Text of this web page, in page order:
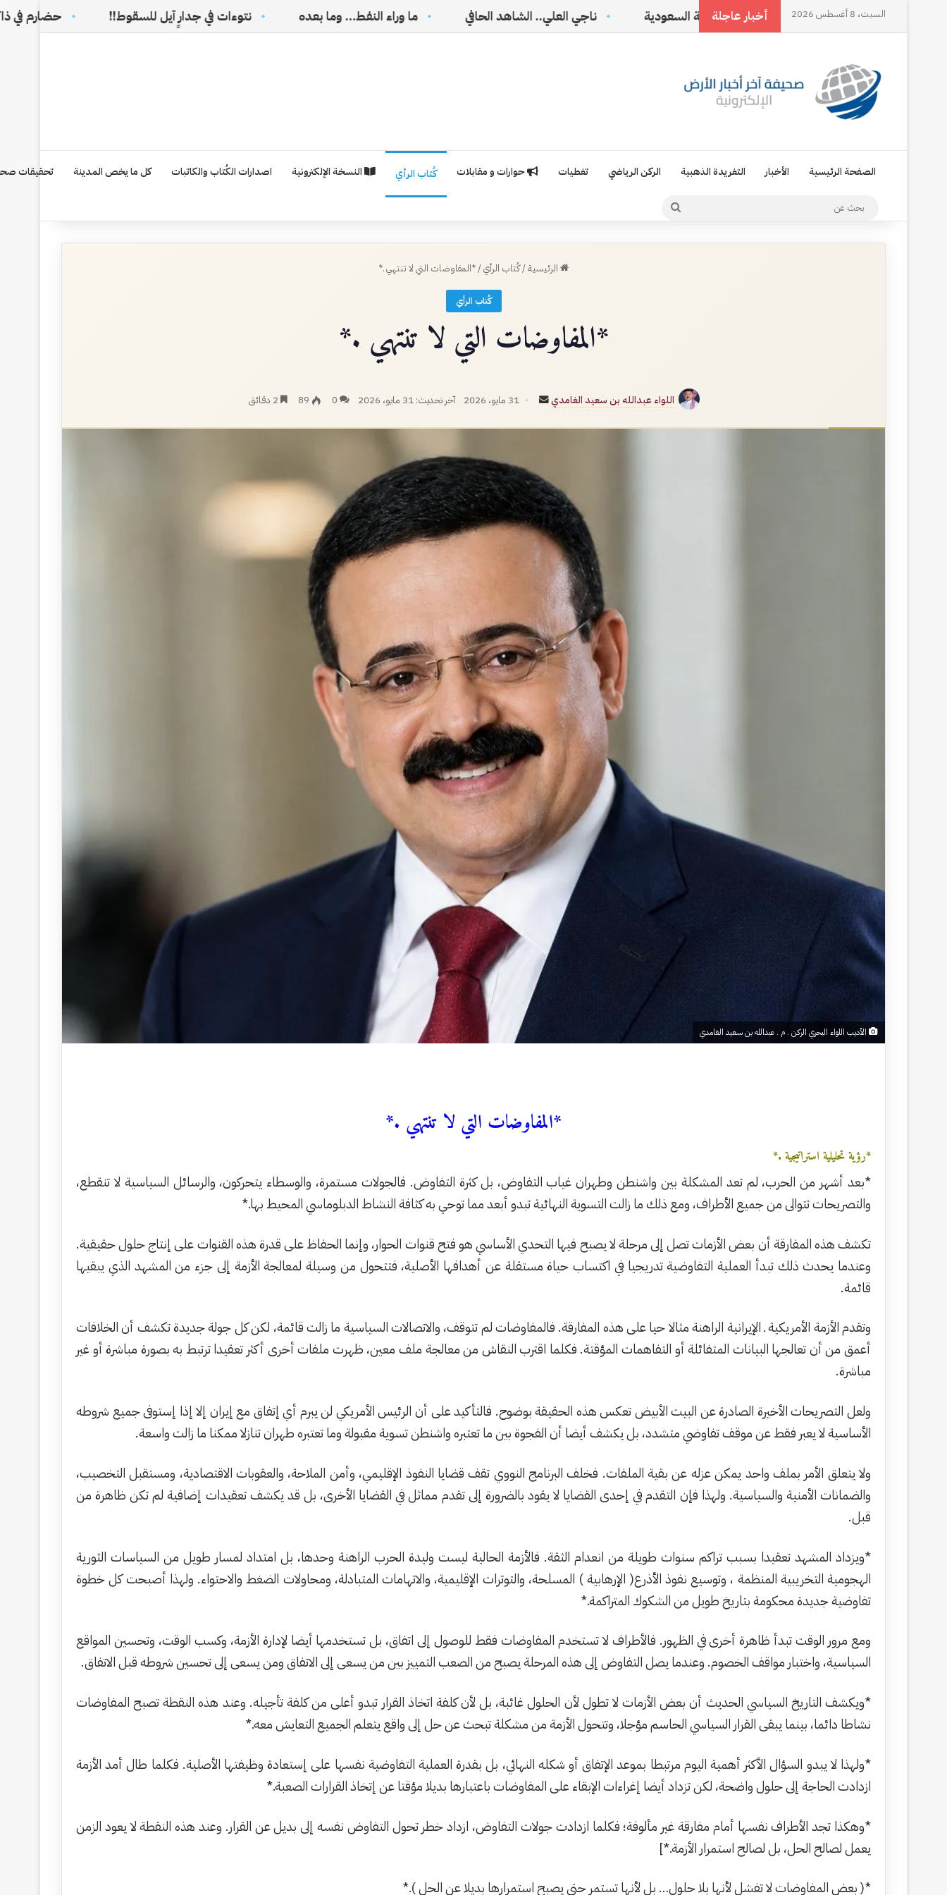
السبت، 8 أغسطس 2026 أخبار عاجلة
اتفاقية مكة، تجسيد للإرادة السياسية السعودية ناجي العلي.. الشاهد الحافي ما وراء النفط… وما بعده نتوءات في جدارٍ آيل للسقوط!! حضارم في ذاكرة الوطن
الصفحة الرئيسية الأخبار التغريدة الذهبية الركن الرياضي تغطيات حوارات و مقابلات كُتاب الرأي النسخة الإلكترونية اصدارات الكُتاب والكاتبات كل ما يخص المدينة تحقيقات
بحث
الرئيسية/كُتاب الرأي/*المفاوضات التي لا تنتهي .*
كُتاب الرأي
*المفاوضات التي لا تنتهي .*
اللواء عبدالله بن سعيد الغامدي
أرسل
إلكترونيا
31 مايو، 2026 آخر تحديث: 31 مايو، 2026 0
89
الأديب اللواء البحري الركن . م . عبدالله بن سعيد الغامدي
*المفاوضات التي لا تنتهي .*
*رؤية تحليلية استراتيجية .*
*بعد أشهر من الحرب، لم تعد المشكلة بين واشنطن وطهران غياب التفاوض، بل كثرة التفاوض. فالجولات مستمرة، والوسطاء يتحركون، والرسائل السياسية لا تنقطع،
والتصريحات تتوالى من جميع الأطراف، ومع ذلك ما زالت التسوية النهائية تبدو أبعد مما توحي به كثافة النشاط الدبلوماسي المحيط بها.*
تكشف هذه المفارقة أن بعض الأزمات تصل إلى مرحلة لا يصبح فيها التحدي الأساسي هو فتح قنوات الحوار، وإنما الحفاظ على قدرة هذه القنوات على إنتاج حلول حقيقية.
وعندما يحدث ذلك تبدأ العملية التفاوضية تدريجيا في اكتساب حياة مستقلة عن أهدافها الأصلية، فتتحول من وسيلة لمعالجة الأزمة إلى جزء من المشهد الذي يبقيها
قائمة.
وتقدم الأزمة الأمريكية ـ الإيرانية الراهنة مثالا حيا على هذه المفارقة. فالمفاوضات لم تتوقف، والاتصالات السياسية ما زالت قائمة، لكن كل جولة جديدة تكشف أن الخلافات
أعمق من أن تعالجها البيانات المتفائلة أو التفاهمات المؤقتة. فكلما اقترب النقاش من معالجة ملف معين، ظهرت ملفات أخرى أكثر تعقيدا ترتبط به بصورة مباشرة أو غير
مباشرة.
ولعل التصريحات الأخيرة الصادرة عن البيت الأبيض تعكس هذه الحقيقة بوضوح. فالتأكيد على أن الرئيس الأمريكي لن يبرم أي إتفاق مع إيران إلا إذا إستوفى جميع شروطه
الأساسية لا يعبر فقط عن موقف تفاوضي متشدد، بل يكشف أيضا أن الفجوة بين ما تعتبره واشنطن تسوية مقبولة وما تعتبره طهران تنازلا ممكنا ما زالت واسعة.
ولا يتعلق الأمر بملف واحد يمكن عزله عن بقية الملفات. فخلف البرنامج النووي تقف قضايا النفوذ الإقليمي، وأمن الملاحة، والعقوبات الاقتصادية، ومستقبل التخصيب،
والضمانات الأمنية والسياسية. ولهذا فإن التقدم في إحدى القضايا لا يقود بالضرورة إلى تقدم مماثل في القضايا الأخرى، بل قد يكشف تعقيدات إضافية لم تكن ظاهرة من
قبل.
*ويزداد المشهد تعقيدا بسبب تراكم سنوات طويلة من انعدام الثقة. فالأزمة الحالية ليست وليدة الحرب الراهنة وحدها، بل امتداد لمسار طويل من السياسات الثورية
الهجومية التخريبية المنظمة ، وتوسيع نفوذ الأذرع( الإرهابية ) المسلحة، والتوترات الإقليمية، والاتهامات المتبادلة، ومحاولات الضغط والاحتواء. ولهذا أصبحت كل خطوة
تفاوضية جديدة محكومة بتاريخ طويل من الشكوك المتراكمة.*
ومع مرور الوقت تبدأ ظاهرة أخرى في الظهور. فالأطراف لا تستخدم المفاوضات فقط للوصول إلى اتفاق، بل تستخدمها أيضا لإدارة الأزمة، وكسب الوقت، وتحسين المواقع
السياسية، واختبار مواقف الخصوم. وعندما يصل التفاوض إلى هذه المرحلة يصبح من الصعب التمييز بين من يسعى إلى الاتفاق ومن يسعى إلى تحسين شروطه قبل الاتفاق.
*ويكشف التاريخ السياسي الحديث أن بعض الأزمات لا تطول لأن الحلول غائبة، بل لأن كلفة اتخاذ القرار تبدو أعلى من كلفة تأجيله. وعند هذه النقطة تصبح المفاوضات
نشاطا دائما، بينما يبقى القرار السياسي الحاسم مؤجلا، وتتحول الأزمة من مشكلة تبحث عن حل إلى واقع يتعلم الجميع التعايش معه.*
*ولهذا لا يبدو السؤال الأكثر أهمية اليوم مرتبطا بموعد الإتفاق أو شكله النهائي، بل بقدرة العملية التفاوضية نفسها على إستعادة وظيفتها الأصلية. فكلما طال أمد الأزمة
ازدادت الحاجة إلى حلول واضحة، لكن تزداد أيضا إغراءات الإبقاء على المفاوضات باعتبارها بديلا مؤقتا عن إتخاذ القرارات الصعبة.*
*وهكذا تجد الأطراف نفسها أمام مفارقة غير مألوفة؛ فكلما ازدادت جولات التفاوض، ازداد خطر تحول التفاوض نفسه إلى بديل عن القرار. وعند هذه النقطة لا يعود الزمن
يعمل لصالح الحل، بل لصالح استمرار الأزمة.*]
*( بعض المفاوضات لا تفشل لأنها بلا حلول… بل لأنها تستمر حتى يصبح استمرارها بديلا عن الحل ).*